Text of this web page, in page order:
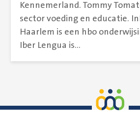
Kennemerland. Tommy
sector voeding en educatie.
Haarlem is een hbo
Iber Lengua is...